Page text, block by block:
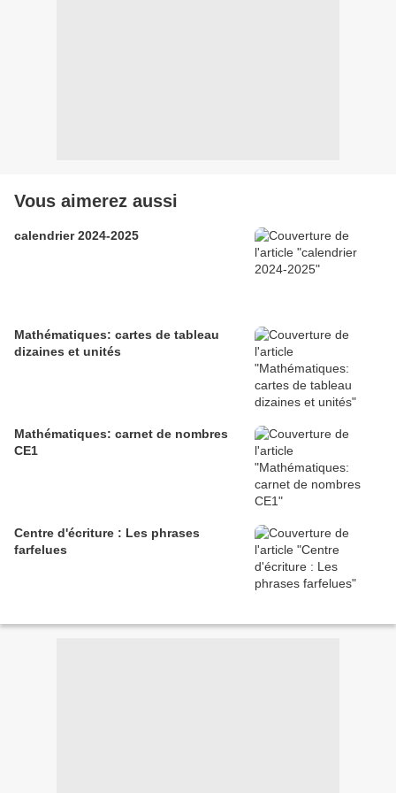
Vous aimerez aussi
calendrier 2024-2025
Mathématiques: cartes de tableau
dizaines et unités
Mathématiques: carnet de nombres
CE1
Centre d'écriture : Les phrases
farfelues